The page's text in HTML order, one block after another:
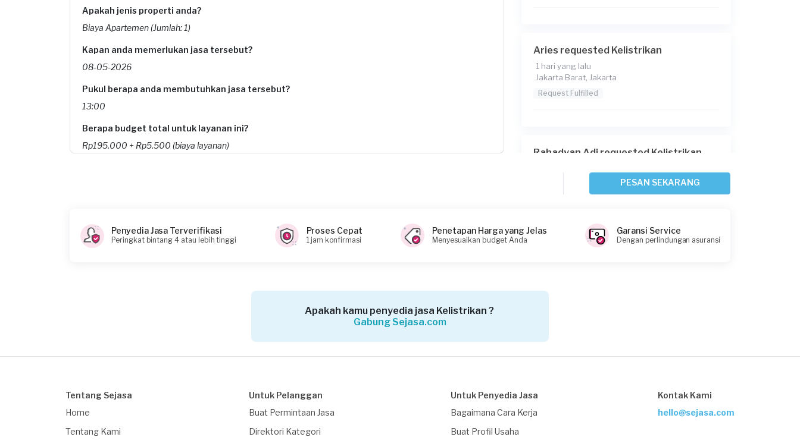
Apakah jenis properti anda?
Biaya Apartemen (Jumlah: 1)
Kapan anda memerlukan jasa tersebut?
08-05-2026
Pukul berapa anda membutuhkan jasa tersebut?
13:00
Berapa budget total untuk layanan ini?
Rp195.000 + Rp5.500 (biaya layanan)
Aries requested Kelistrikan
1 hari yang lalu
Jakarta Barat, Jakarta
Request Fulfilled
Rahadyan Adi requested Kelistrikan
Jakarta Selatan, Jakarta
Request Fulfilled
Yusuf requested Kelistrikan
PESAN SEKARANG
Penyedia Jasa Terverifikasi
Peringkat bintang 4 atau lebih tinggi
Proses Cepat
1 jam konfirmasi
Penetapan Harga yang Jelas
Menyesuaikan budget Anda
Garansi Service
Dengan perlindungan asuransi
Apakah kamu penyedia jasa Kelistrikan ?
Gabung Sejasa.com
Tentang Sejasa
Home
Tentang Kami
Untuk Pelanggan
Buat Permintaan Jasa
Direktori Kategori
Untuk Penyedia Jasa
Bagaimana Cara Kerja
Buat Profil Usaha
Kontak Kami
hello@sejasa.com